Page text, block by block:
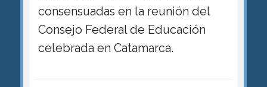
consensuadas en la reunión del
Consejo Federal de Educación
celebrada en Catamarca.